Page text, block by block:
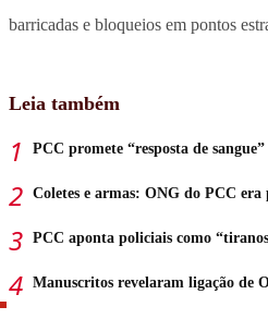
barricadas e bloqueios em pontos
Leia também
PCC promete “resposta de
Coletes e armas: ONG do PCC
PCC aponta policiais como
Manuscritos revelaram ligação de